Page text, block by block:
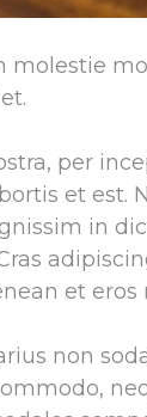
molestie
per
et est.
in
et eros
non